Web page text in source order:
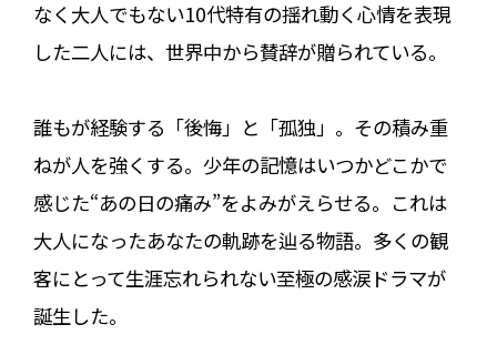
なく大人でもない10代特有の揺れ動く心情を表現
した二人には、世界中から賛辞が贈られている。
誰もが経験する「後悔」と「孤独」。その積み重
ねが人を強くする。少年の記憶はいつかどこかで
感じた“あの日の痛み”をよみがえらせる。これは
大人になったあなたの軌跡を辿る物語。多くの観
客にとって生涯忘れられない至極の感涙ドラマが
誕生した。